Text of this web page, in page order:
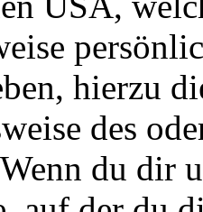
hierzu
des
du dir